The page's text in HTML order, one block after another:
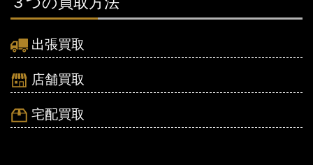
出張買取
店舗買取
宅配買取